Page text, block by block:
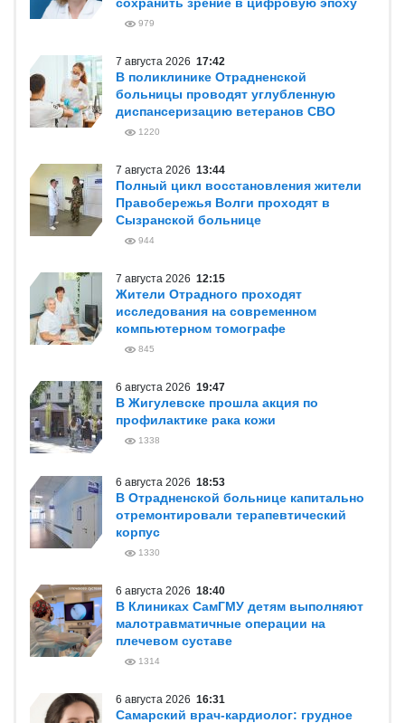
979
7 августа 2026 17:42
В поликлинике Отрадненской
больницы проводят углубленную
диспансеризацию ветеранов СВО
1220
7 августа 2026 13:44
Полный цикл восстановления жители
Правобережья Волги проходят в
Сызранской больнице
944
7 августа 2026 12:15
Жители Отрадного проходят
исследования на современном
компьютерном томографе
845
6 августа 2026 19:47
В Жигулевске прошла акция по
профилактике рака кожи
1338
6 августа 2026 18:53
В Отрадненской больнице капитально
отремонтировали терапевтический
корпус
1330
6 августа 2026 18:40
В Клиниках СамГМУ детям выполняют
малотравматичные операции на
плечевом суставе
1314
6 августа 2026 16:31
Самарский врач-кардиолог: грудное